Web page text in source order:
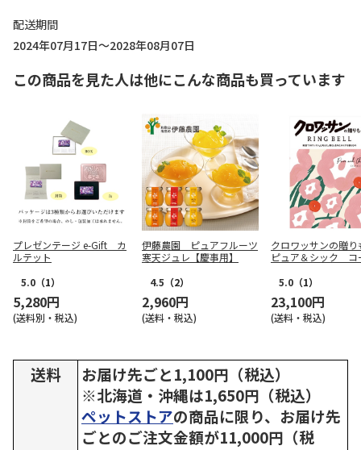
配送期間
2024年07月17日～2028年08月07日
この商品を見た人は他にこんな商品も買っています
プレゼンテージ e-Gift カ
ルテット
5.0 （1）
5,280円
(送料別・税込)
伊藤農園 ピュアフルーツ
寒天ジュレ【慶事用】
4.5 （2）
2,960円
(送料・税込)
クロワッサンの贈
ピュア＆シック コ
5.0 （1）
23,100円
(送料・税込)
送料
お届け先ごと1,100円（税込）
※北海道・沖縄は1,650円（税込）
ペットストアの商品に限り、お届け先
ごとのご注文金額が11,000円（税